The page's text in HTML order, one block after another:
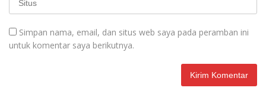
Simpan nama, email, dan situs web saya pada peramban ini
untuk komentar saya berikutnya.